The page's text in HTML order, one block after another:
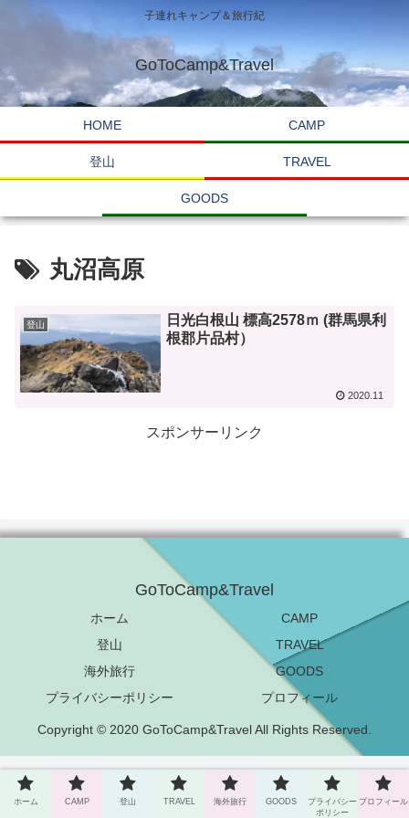
子連れキャンプ＆旅行紀
GoToCamp&Travel
HOME CAMP
登山 TRAVEL
GOODS
丸沼高原
登山
日光白根山 標高2578ｍ (群馬県利
根郡片品村）
2020.11
スポンサーリンク
GoToCamp&Travel
ホーム
CAMP
登山
TRAVEL
海外旅行
GOODS
プライバシーポリシー
プロフィール
Copyright © 2020 GoToCamp&Travel All Rights Reserved.
ホーム CAMP 登山 TRAVEL 海外旅行 GOODS
プライバシー
ポリシー
プロフィール